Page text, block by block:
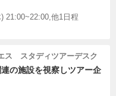
21:00~22:00,他1日程
ス スタディツアーデスク
の施設を視察しツアー企